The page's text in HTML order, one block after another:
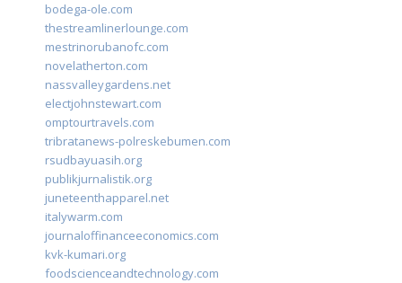
bodega-ole.com
thestreamlinerlounge.com
mestrinorubanofc.com
novelatherton.com
nassvalleygardens.net
electjohnstewart.com
omptourtravels.com
tribratanews-polreskebumen.com
rsudbayuasih.org
publikjurnalistik.org
juneteenthapparel.net
italywarm.com
journaloffinanceeconomics.com
kvk-kumari.org
foodscienceandtechnology.com